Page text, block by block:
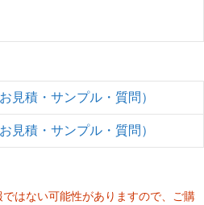
見積・サンプル・質問）
見積・サンプル・質問）
はない可能性がありますので、ご購